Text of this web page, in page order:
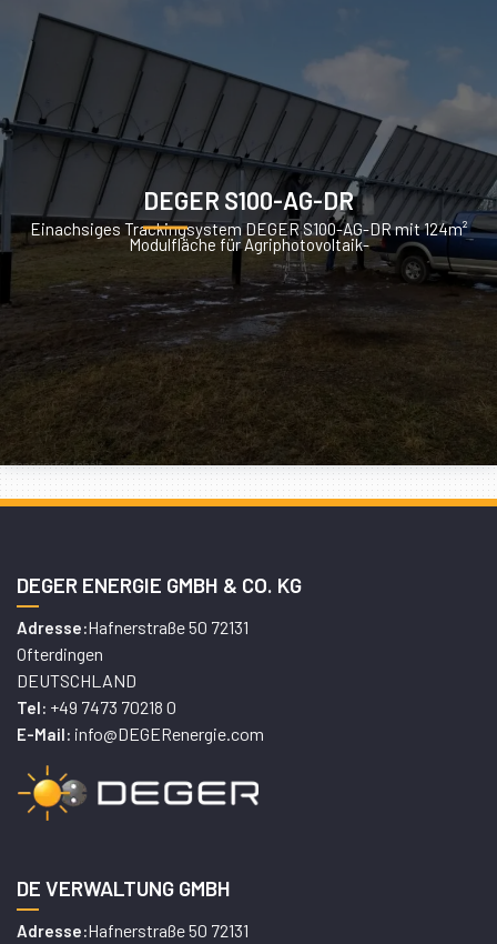
DEGER S100-AG-DR
Einachsiges Trackingsystem DEGER S100-AG-DR mit 124m²
Modulfläche für Agriphotovoltaik-
DEGER ENERGIE GMBH & CO. KG
Adresse:Hafnerstraße 50 72131
Ofterdingen
DEUTSCHLAND
Tel: +49 7473 70218 0
E-Mail: info@DEGERenergie.com
DE VERWALTUNG GMBH
Adresse:Hafnerstraße 50 72131